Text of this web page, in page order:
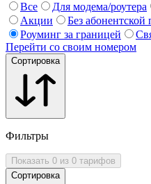
Все Для модема/роутера
Акции
Без абонентской
Роуминг за границей
Перейти со своим номером
Сортировка
Фильтры
Показать 0 из 0 тарифов
Сортировка